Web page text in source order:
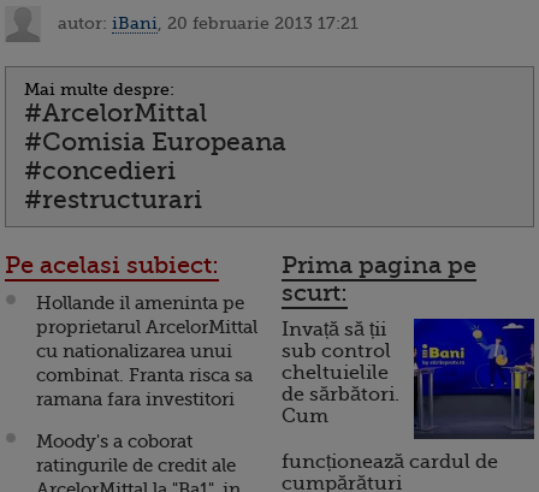
autor: iBani , 20 februarie 2013 17:21
Mai multe despre:
#ArcelorMittal
#Comisia Europeana
#concedieri
#restructurari
Pe acelasi subiect:
Hollande il ameninta pe
proprietarul ArcelorMittal
cu nationalizarea unui
combinat. Franta risca sa
ramana fara investitori
Moody's a coborat
ratingurile de credit ale
Prima pagina pe
scurt:
Invață să ții
sub control
cheltuielile
de sărbători.
Cum
funcționează cardul de
cumpărături